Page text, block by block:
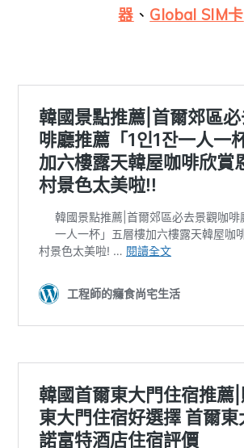
器 、 Global SIM卡